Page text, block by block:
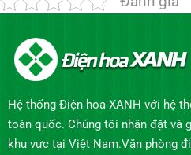
Hệ thống Điện hoa XANH với hệ
toàn quốc. Chúng tôi nhận đặt và
khu vực tại Việt Nam.Văn phòng